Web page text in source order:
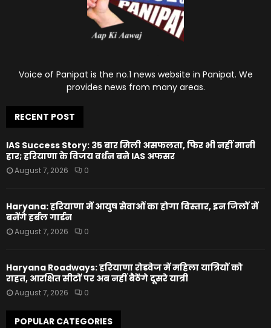
Voice of Panipat is the no.1 news website in Panipat. We
provides news from many areas.
RECENT POST
IAS Success Story: 35 बार मिली असफलता, फिर भी नहीं मानी
हार; हरियाणा के विजय वर्धन बने IAS अफसर
August 7, 2026 0
Haryana: हरियाणा में आयुष सेवाओं का होगा विस्तार, इन जिलों में
बनेंगे हर्बल गार्डन
August 7, 2026 0
Haryana Roadways: हरियाणा रोडवेज में महिला यात्रियों को
राहत, आरक्षित सीटों पर अब नहीं बैठेंगे दूसरे यात्री
August 7, 2026 0
POPULAR CATEGORIES